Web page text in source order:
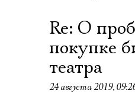
Re: О
покупке
театра
24 августа 2019,